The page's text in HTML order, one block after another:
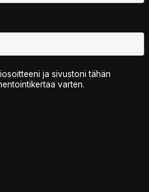
ja sivustoni tähän
varten.